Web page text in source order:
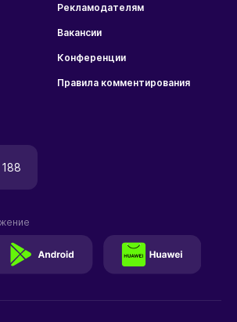
Рекламодателям
Вакансии
Конференции
Правила комментирования